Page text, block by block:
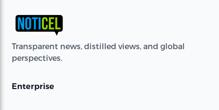
Transparent news, distilled views, and global
perspectives.
Enterprise